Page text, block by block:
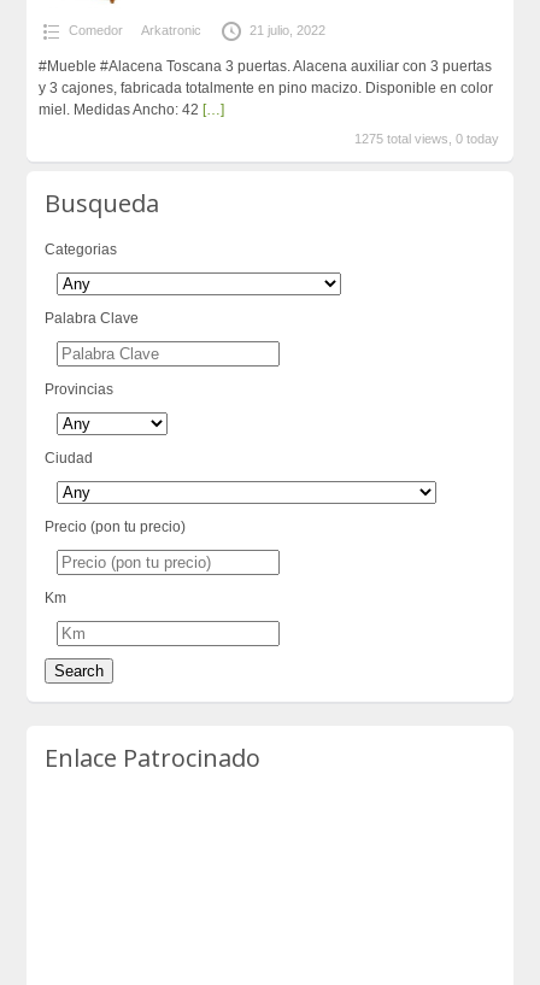
Comedor Arkatronic 21 julio, 2022
#Mueble #Alacena Toscana 3 puertas. Alacena auxiliar con 3 puertas
y 3 cajones, fabricada totalmente en pino macizo. Disponible en color
miel. Medidas Ancho: 42 […]
1275 total views, 0 today
Busqueda
Categorias
Palabra Clave
Provincias
Ciudad
Precio (pon tu precio)
Km
Enlace Patrocinado